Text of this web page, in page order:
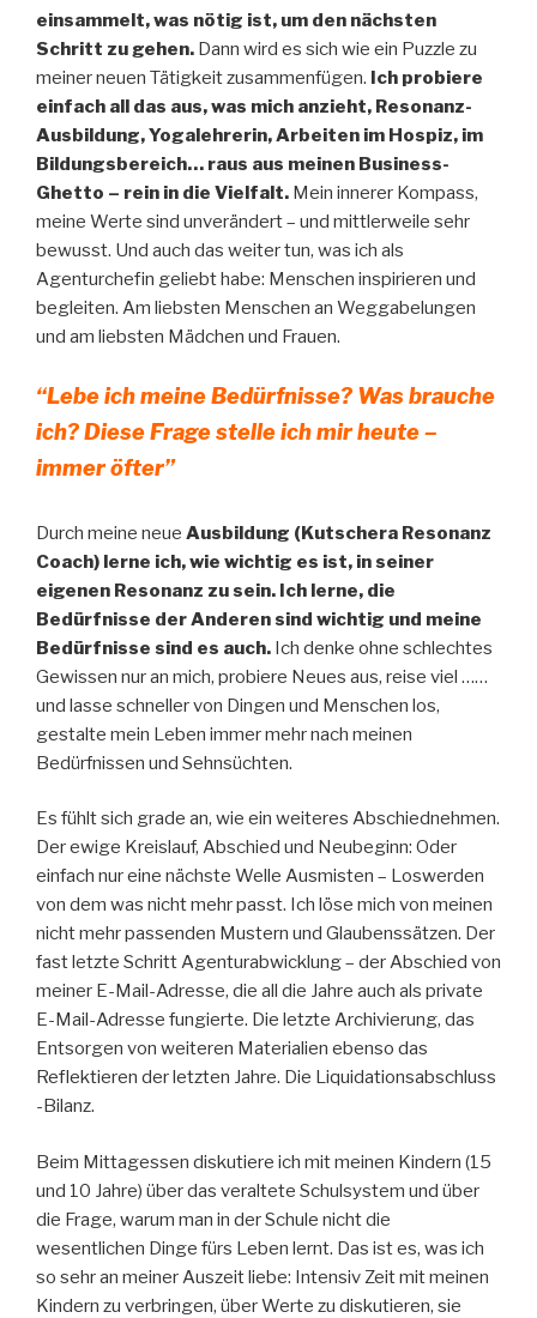
einsammelt, was nötig ist, um den nächsten
Schritt zu gehen. Dann wird es sich wie ein Puzzle zu
meiner neuen Tätigkeit zusammenfügen. Ich probiere
einfach all das aus, was mich anzieht, Resonanz-
Ausbildung, Yogalehrerin, Arbeiten im Hospiz, im
Bildungsbereich… raus aus meinen Business-
Ghetto – rein in die Vielfalt. Mein innerer Kompass,
meine Werte sind unverändert – und mittlerweile sehr
bewusst. Und auch das weiter tun, was ich als
Agenturchefin geliebt habe: Menschen inspirieren und
begleiten. Am liebsten Menschen an Weggabelungen
und am liebsten Mädchen und Frauen.
“Lebe ich meine Bedürfnisse? Was brauche
ich? Diese Frage stelle ich mir heute –
immer öfter”
Durch meine neue Ausbildung (Kutschera Resonanz
Coach) lerne ich, wie wichtig es ist, in seiner
eigenen Resonanz zu sein. Ich lerne, die
Bedürfnisse der Anderen sind wichtig und meine
Bedürfnisse sind es auch. Ich denke ohne schlechtes
Gewissen nur an mich, probiere Neues aus, reise viel ……
und lasse schneller von Dingen und Menschen los,
gestalte mein Leben immer mehr nach meinen
Bedürfnissen und Sehnsüchten.
Es fühlt sich grade an, wie ein weiteres Abschiednehmen.
Der ewige Kreislauf, Abschied und Neubeginn: Oder
einfach nur eine nächste Welle Ausmisten – Loswerden
von dem was nicht mehr passt. Ich löse mich von meinen
nicht mehr passenden Mustern und Glaubenssätzen. Der
fast letzte Schritt Agenturabwicklung – der Abschied von
meiner E-Mail-Adresse, die all die Jahre auch als private
E-Mail-Adresse fungierte. Die letzte Archivierung, das
Entsorgen von weiteren Materialien ebenso das
Reflektieren der letzten Jahre. Die Liquidationsabschluss
-Bilanz.
Beim Mittagessen diskutiere ich mit meinen Kindern (15
und 10 Jahre) über das veraltete Schulsystem und über
die Frage, warum man in der Schule nicht die
wesentlichen Dinge fürs Leben lernt. Das ist es, was ich
so sehr an meiner Auszeit liebe: Intensiv Zeit mit meinen
Kindern zu verbringen, über Werte zu diskutieren, sie